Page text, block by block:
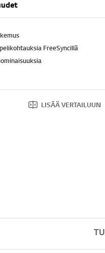
FreeSyncillä
LISÄÄ VERTAILUUN